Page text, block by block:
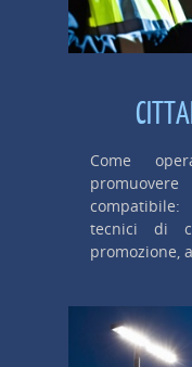
Come
tecnici di
promozione,